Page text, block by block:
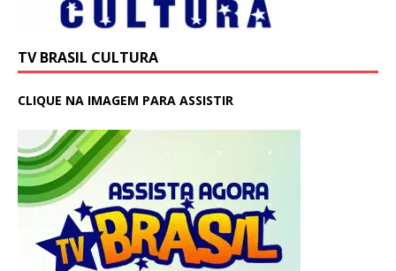
TV BRASIL CULTURA
CLIQUE NA IMAGEM PARA ASSISTIR